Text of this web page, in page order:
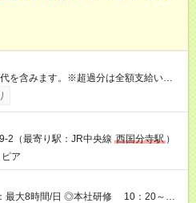
を含みます。※超過分は全額支給いたし
円／月 みなし残業時間 39.4時間／
代/39.4H相当を含む) また、月間
体系も選択可能です！実際にこの働き
タッフも多数！ 詳細は面接時にお伝え
で支給いたします (平均残業時間：27
2（最寄り駅：JR中央線 西国分寺駅 ）
ア
最大8時間/日 ◎本社研修 10：20～